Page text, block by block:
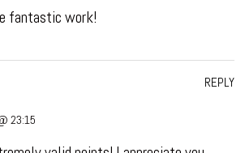
fantastic work!
23:15
REPLY